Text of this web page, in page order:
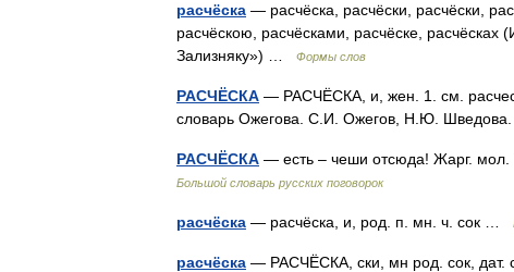
расчёска — расчёска, расчёски, расчёски,
расчёскою, расчёсками, расчёске,
Зализняку») …
Формы слов
РАСЧЁСКА — РАСЧЁСКА, и, жен. 1. см.
словарь Ожегова. С.И. Ожегов, Н.Ю.
РАСЧЁСКА — есть – чеши отсюда! Жарг. мол.
Большой словарь русских поговорок
расчёска — расчёска, и, род. п. мн. ч. сок …
расчёска — РАСЧЁСКА, ски, мн род. сок, дат.